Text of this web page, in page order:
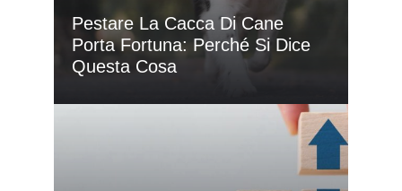
Pestare La Cacca Di Cane
Porta Fortuna: Perché Si Dice
Questa Cosa